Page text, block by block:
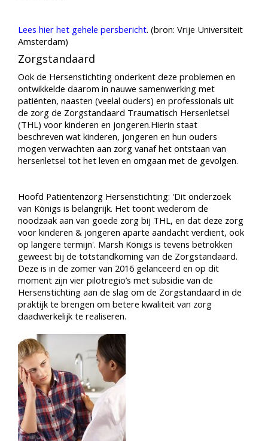
Lees hier het gehele persbericht. (bron: Vrije Universiteit
Amsterdam)
Zorgstandaard
Ook de Hersenstichting onderkent deze problemen en
ontwikkelde daarom in nauwe samenwerking met
patiënten, naasten (veelal ouders) en professionals uit
de zorg de Zorgstandaard Traumatisch Hersenletsel
(THL) voor kinderen en jongeren.Hierin staat
beschreven wat kinderen, jongeren en hun ouders
mogen verwachten aan zorg vanaf het ontstaan van
hersenletsel tot het leven en omgaan met de gevolgen.
Hoofd Patiëntenzorg Hersenstichting: 'Dit onderzoek
van Königs is belangrijk. Het toont wederom de
noodzaak aan van goede zorg bij THL, en dat deze zorg
voor kinderen & jongeren aparte aandacht verdient, ook
op langere termijn'. Marsh Königs is tevens betrokken
geweest bij de totstandkoming van de Zorgstandaard.
Deze is in de zomer van 2016 gelanceerd en op dit
moment zijn vier pilotregio’s met subsidie van de
Hersenstichting aan de slag om de Zorgstandaard in de
praktijk te brengen om betere kwaliteit van zorg
daadwerkelijk te realiseren.